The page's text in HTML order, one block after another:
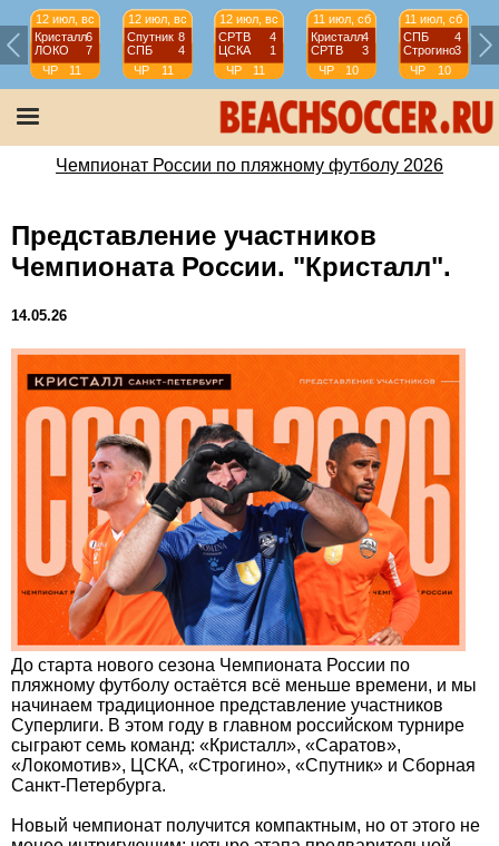
12 июл, вс
Кристалл6
ЛОКО
7
ЧР
11
тур
12 июл, вс
Спутник 8
СПБ
4
ЧР
11
тур
12 июл, вс
СРТВ
4
ЦСКА
1
ЧР
11
тур
11 июл, сб
Кристалл4
СРТВ
3
ЧР
10
тур
11 июл, сб
СПБ
4
Строгино3
ЧР
10
тур
Чемпионат России по пляжному футболу 2026
Представление участников
Чемпионата России. "Кристалл".
14.05.26
До старта нового сезона Чемпионата России по
пляжному футболу остаётся всё меньше времени, и мы
начинаем традиционное представление участников
Суперлиги. В этом году в главном российском турнире
сыграют семь команд: «Кристалл», «Саратов»,
«Локомотив», ЦСКА, «Строгино», «Спутник» и Сборная
Санкт-Петербурга.
Новый чемпионат получится компактным, но от этого не